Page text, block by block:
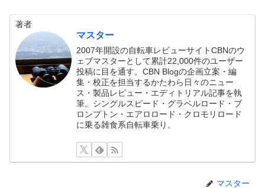
著者
マスター
2007年開設の自転車レビューサイトCBNのウ
ェブマスターとして累計22,000件のユーザー
投稿に目を通す。CBN Blogの企画立案・編
集・校正を担当するかたわら日々のニュー
ス・製品レビュー・エディトリアル記事を執
筆。シングルスピード・グラベルロード・ブ
ロンプトン・エアロロード・クロモリロード
に乗る雑食系自転車乗り。
マスター